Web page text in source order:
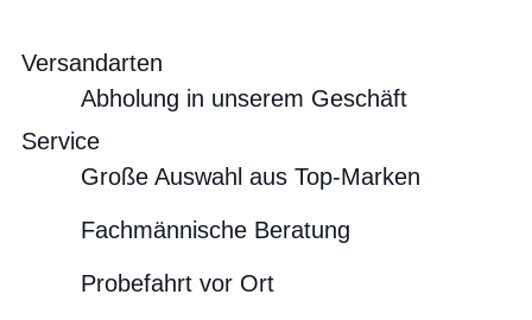
Versandarten
Abholung in unserem Geschäft
Service
Große Auswahl aus Top-Marken
Fachmännische Beratung
Probefahrt vor Ort